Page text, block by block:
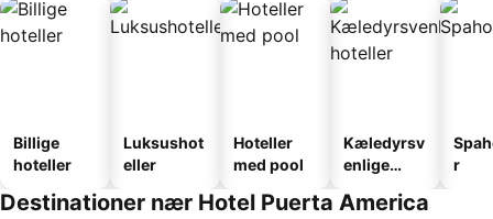
Billige
hoteller
Luksushot
eller
Hoteller
med pool
Kæledyrsv
enlige
r
Destinationer nær Hotel Puerta America